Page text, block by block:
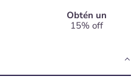
Obtén un
15% off